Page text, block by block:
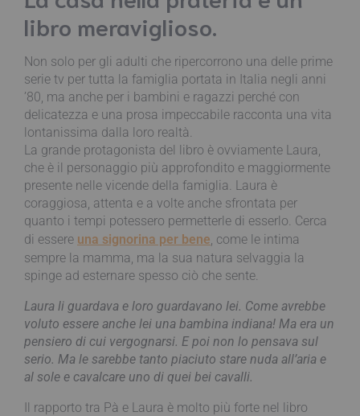
libro meraviglioso.
Non solo per gli adulti che ripercorrono una delle prime
serie tv per tutta la famiglia portata in Italia negli anni
’80, ma anche per i bambini e ragazzi perché con
delicatezza e una prosa impeccabile racconta una vita
lontanissima dalla loro realtà.
La grande protagonista del libro è ovviamente Laura,
che è il personaggio più approfondito e maggiormente
presente nelle vicende della famiglia. Laura è
coraggiosa, attenta e a volte anche sfrontata per
quanto i tempi potessero permetterle di esserlo. Cerca
di essere una signorina per bene, come le intima
sempre la mamma, ma la sua natura selvaggia la
spinge ad esternare spesso ciò che sente.
Laura li guardava e loro guardavano lei. Come avrebbe
voluto essere anche lei una bambina indiana! Ma era un
pensiero di cui vergognarsi. E poi non lo pensava sul
serio. Ma le sarebbe tanto piaciuto stare nuda all’aria e
al sole e cavalcare uno di quei bei cavalli.
Il rapporto tra Pà e Laura è molto più forte nel libro